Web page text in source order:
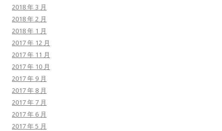
2018 年 3 月
2018 年 2 月
2018 年 1 月
2017 年 12 月
2017 年 11 月
2017 年 10 月
2017 年 9 月
2017 年 8 月
2017 年 7 月
2017 年 6 月
2017 年 5 月